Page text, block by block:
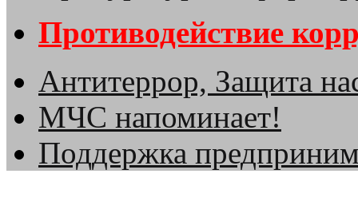
Противодействие
Антитеррор, Защита
МЧС напоминает!
Поддержка